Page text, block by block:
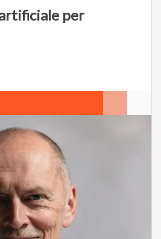
per